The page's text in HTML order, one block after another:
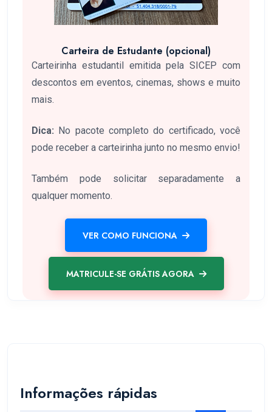
Carteira de Estudante (opcional)
Carteirinha estudantil emitida pela SICEP com
descontos em eventos, cinemas, shows e muito
mais.
Dica: No pacote completo do certificado, você
pode receber a carteirinha junto no mesmo envio!
Também pode solicitar separadamente a
qualquer momento.
VER COMO FUNCIONA
MATRICULE-SE GRÁTIS AGORA
Informações rápidas